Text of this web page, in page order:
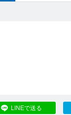
LINEで送る